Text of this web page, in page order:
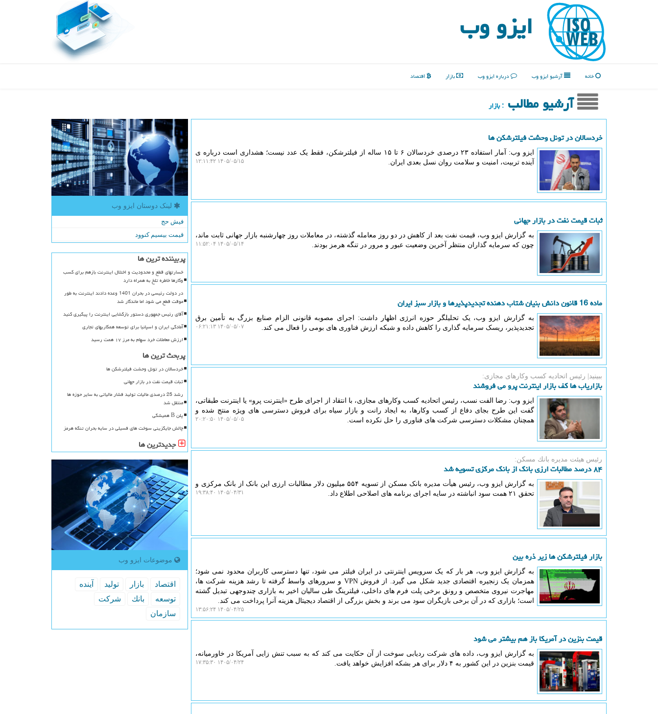
ایزو وب
خانه آرشیو ایزو وب درباره ایزو وب بازار اقتصاد
آرشیو مطالب : بازار
خردسالان در تونل وحشت فیلترشکن ها
ایزو وب: آمار استفاده ۲۳ درصدی خردسالان ۶ تا ۱۵ ساله از فیلترشکن، فقط یک عدد نیست؛ هشداری است درباره ی
آینده تربیت، امنیت و سلامت روان نسل بعدی ایران.
۱۴۰۵/۰۵/۱۵ ۱۲:۱۱:۴۲
ثبات قیمت نفت در بازار جهانی
به گزارش ایزو وب، قیمت نفت بعد از کاهش در دو روز معامله گذشته، در معاملات روز چهارشنبه بازار جهانی ثابت ماند،
چون که سرمایه گذاران منتظر آخرین وضعیت عبور و مرور در تنگه هرمز بودند.
۱۴۰۵/۰۵/۱۴ ۱۱:۵۲:۰۴
ماده 16 قانون دانش بنیان شتاب دهنده تجدیدپذیرها و بازار سبز ایران
به گزارش ایزو وب، یک تحلیلگر حوزه انرژی اظهار داشت: اجرای مصوبه قانونی الزام صنایع بزرگ به تأمین برق
تجدیدپذیر، ریسک سرمایه گذاری را کاهش داده و شبکه ارزش فناوری های بومی را فعال می کند.
۱۴۰۵/۰۵/۰۷ ۰۶:۲۱:۱۳
ببینید| رئیس اتحادیه كسب وكارهای مجازی:
بازاریاب ها کف بازار اینترنت پرو می فروشند
ایزو وب: رضا الفت نسب، رئیس اتحادیه کسب وکارهای مجازی، با انتقاد از اجرای طرح «اینترنت پرو» یا اینترنت طبقاتی،
گفت این طرح بجای دفاع از کسب وکارها، به ایجاد رانت و بازار سیاه برای فروش دسترسی های ویژه منتج شده و
همچنان مشکلات دسترسی شرکت های فناوری را حل نکرده است.
۱۴۰۵/۰۵/۰۵ ۲۰:۲۰:۵۰
رئیس هیئت مدیره بانك مسكن:
۸۴ درصد مطالبات ارزی بانک از بانک مرکزی تسویه شد
به گزارش ایزو وب، رئیس هیأت مدیره بانک مسکن از تسویه ۵۵۴ میلیون دلار مطالبات ارزی این بانک از بانک مرکزی و
تحقق ۲۱ همت سود انباشته در سایه اجرای برنامه های اصلاحی اطلاع داد.
۱۴۰۵/۰۴/۳۱ ۱۹:۳۸:۴۰
بازار فیلترشکن ها زیر ذره بین
به گزارش ایزو وب، هر بار که یک سرویس اینترنتی در ایران فیلتر می شود، تنها دسترسی کاربران محدود نمی شود؛
همزمان یک زنجیره اقتصادی جدید شکل می گیرد. از فروش VPN و سرورهای واسط گرفته تا رشد هزینه شرکت ها،
مهاجرت نیروی متخصص و رونق برخی پلت فرم های داخلی، فیلترینگ طی سالیان اخیر به بازاری چندوجهی تبدیل گشته
است؛ بازاری که در آن برخی بازیگران سود می برند و بخش بزرگی از اقتصاد دیجیتال هزینه آنرا پرداخت می کند.
۱۴۰۵/۰۴/۲۵ ۱۳:۵۶:۲۴
قیمت بنزین در آمریکا باز هم بیشتر می شود
به گزارش ایزو وب، داده های شرکت ردیابی سوخت از آن حکایت می کند که به سبب تنش زایی آمریکا در خاورمیانه،
قیمت بنزین در این کشور به ۴ دلار برای هر بشکه افزایش خواهد یافت.
۱۴۰۵/۰۴/۲۴ ۱۷:۳۵:۳۰
لینک دوستان ایزو وب
فیش حج
قیمت بیسیم کنوود
پربیننده ترین ها
خسارتهای قطع و محدودیت و اختلال اینترنت بازهم برای کسب
وکارها خاطره تلخ به همراه دارد
در دولت رئیسی در بحران 1401 وعده دادند اینترنت به طور
موقت قطع می شود اما ماندگار شد
آقای رئیس جمهوری دستور بازگشایی اینترنت را پیگیری کنید
آمادگی ایران و اسپانیا برای توسعه همکاریهای تجاری
ارزش معاملات خرد سهام به مرز ۱۷ همت رسید
پربحث ترین ها
خردسالان در تونل وحشت فیلترشکن ها
ثبات قیمت نفت در بازار جهانی
رشد 25 درصدی مالیات تولید فشار مالیاتی به سایر حوزه ها
منتقل شد
پلن B همیشگی
چالش جایگزینی سوخت های فسیلی در سایه بحران تنگه هرمز
جدیدترین ها
موضوعات ایزو وب
اقتصاد بازار تولید
آینده
توسعه
بانك
شركت
سازمان